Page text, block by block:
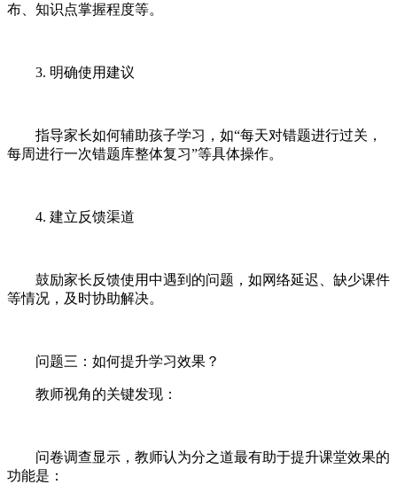
布、知识点掌握程度等。
3. 明确使用建议
指导家长如何辅助孩子学习，如“每天对错题进行过关，
每周进行一次错题库整体复习”等具体操作。
4. 建立反馈渠道
鼓励家长反馈使用中遇到的问题，如网络延迟、缺少课件
等情况，及时协助解决。
问题三：如何提升学习效果？
教师视角的关键发现：
问卷调查显示，教师认为分之道最有助于提升课堂效果的
功能是：